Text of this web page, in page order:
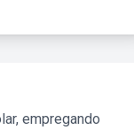
empregando